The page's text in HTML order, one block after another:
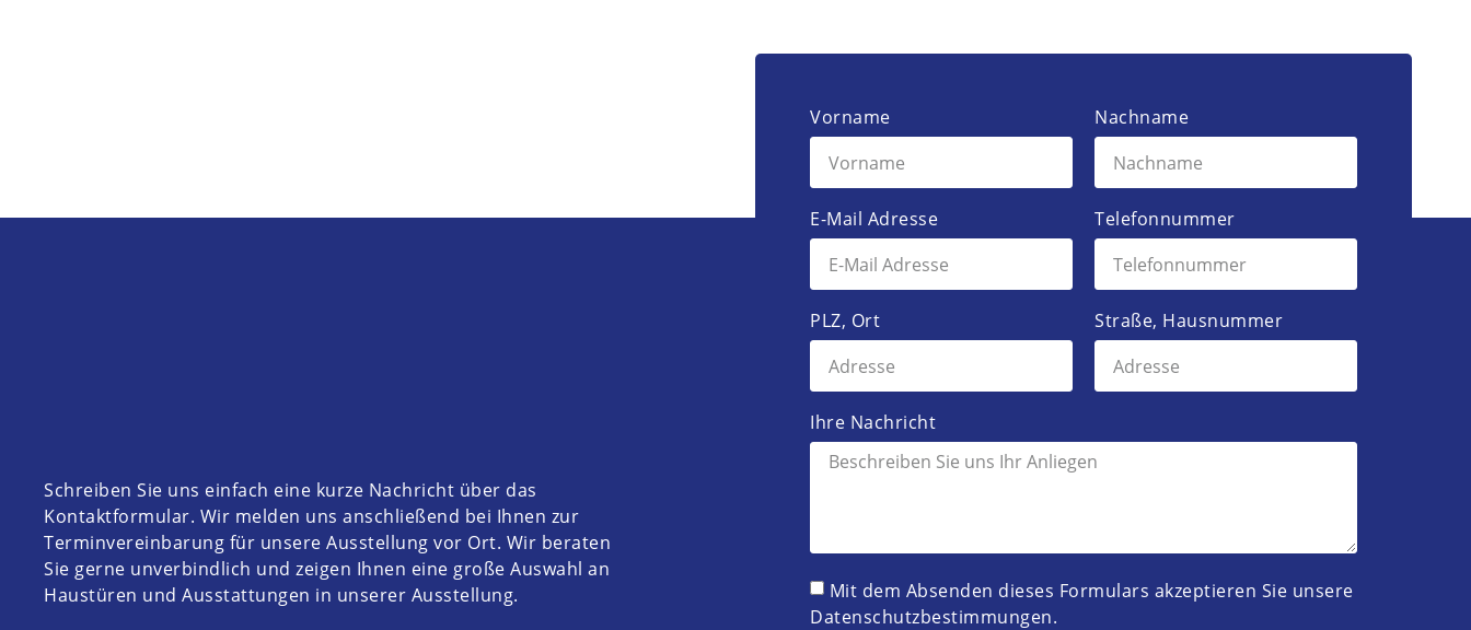
Schreiben Sie uns einfach eine kurze Nachricht über das
Kontaktformular. Wir melden uns anschließend bei Ihnen zur
Terminvereinbarung für unsere Ausstellung vor Ort. Wir beraten
Sie gerne unverbindlich und zeigen Ihnen eine große Auswahl an
Haustüren und Ausstattungen in unserer Ausstellung.
Vorname Nachname
E-Mail Adresse Telefonnummer
PLZ, Ort Straße, Hausnummer
Ihre Nachricht
Mit dem Absenden dieses Formulars akzeptieren Sie unsere
Datenschutzbestimmungen.